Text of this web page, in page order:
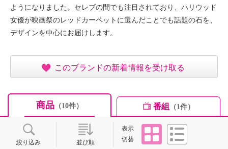
ようになりました。セレブの間でも注目されており、ハリウッド
女優が映画祭のレッドカーペットに選んだことでも話題の石を、
デザインを中心にお届けします。
このブランドの新着情報を受け取る
商品 （10件） 番組 （1件）
絞り込み 並び順
表示
切替
タイル